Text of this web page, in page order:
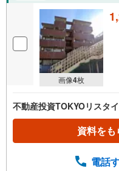
画像4枚
不動産投資TOKYOリスタ
資料をも
電話